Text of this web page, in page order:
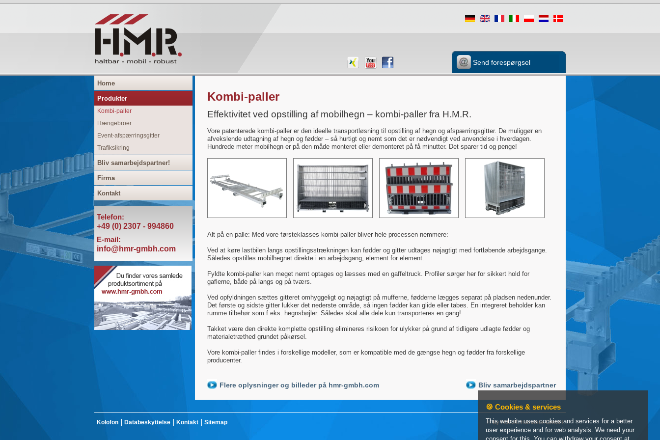
Send forespørgsel
Home
Produkter
Kombi-paller
Hængebroer
Event-afspærringsgitter
Trafiksikring
Bliv samarbejdspartner!
Firma
Kontakt
Telefon:
+49 (0) 2307 - 994860
E-mail:
info@hmr-gmbh.com
Kombi-paller
Effektivitet ved opstilling af mobilhegn – kombi-paller fra H.M.R.
Vore patenterede kombi-paller er den ideelle transportløsning til opstilling af hegn og afspærringsgitter. De muliggør en
afvekslende udtagning af hegn og fødder – så hurtigt og nemt som det er nødvendigt ved anvendelse i hverdagen.
Hundrede meter mobilhegn er på den måde monteret eller demonteret på få minutter. Det sparer tid og penge!
Alt på en palle: Med vore førsteklasses kombi-paller bliver hele processen nemmere:
Ved at køre lastbilen langs opstillingsstrækningen kan fødder og gitter udtages nøjagtigt med fortløbende arbejdsgange.
Således opstilles mobilhegnet direkte i en arbejdsgang, element for element.
Fyldte kombi-paller kan meget nemt optages og læsses med en gaffeltruck. Profiler sørger her for sikkert hold for
gaflerne, både på langs og på tværs.
Ved opfyldningen sættes gitteret omhyggeligt og nøjagtigt på mufferne, fødderne lægges separat på pladsen nedenunder.
Det første og sidste gitter lukker det nederste område, så ingen fødder kan glide eller tabes. En integreret beholder kan
rumme tilbehør som f.eks. hegnsbøjler. Således skal alle dele kun transporteres en gang!
Takket være den direkte komplette opstilling elimineres risikoen for ulykker på grund af tidligere udlagte fødder og
materialetræthed grundet påkørsel.
Vore kombi-paller findes i forskellige modeller, som er kompatible med de gængse hegn og fødder fra forskellige
producenter.
Flere oplysninger og billeder på hmr-gmbh.com Bliv samarbejdspartner
Kolofon Databeskyttelse Kontakt Sitemap © by H.M.R. Handels-GmbH
🍪 Cookies & services
This website uses cookies and services for a better
user experience and for web analysis. We need your